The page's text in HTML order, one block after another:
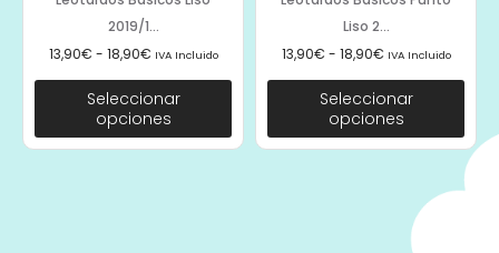
2019/1...
13,90€ - 18,90€ IVA Incluido
Seleccionar
opciones
Liso 2...
13,90€ - 18,90€ IVA Incluido
Seleccionar
opciones